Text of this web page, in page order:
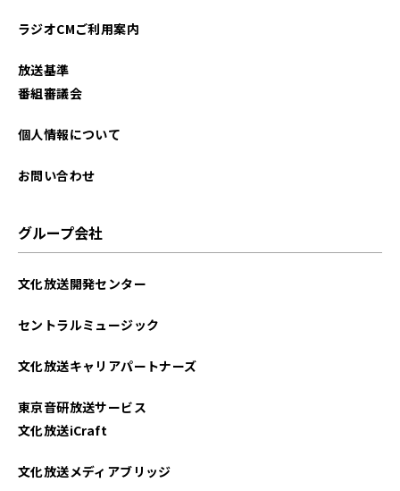
ラジオCMご利用案内
放送基準
番組審議会
個人情報について
お問い合わせ
グループ会社
文化放送開発センター
セントラルミュージック
文化放送キャリアパートナーズ
東京音研放送サービス
文化放送iCraft
文化放送メディアブリッジ